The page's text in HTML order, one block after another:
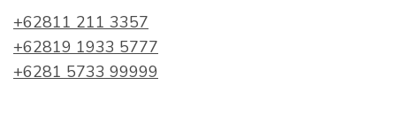
+62811 211 3357
+62819 1933 5777
+6281 5733 99999